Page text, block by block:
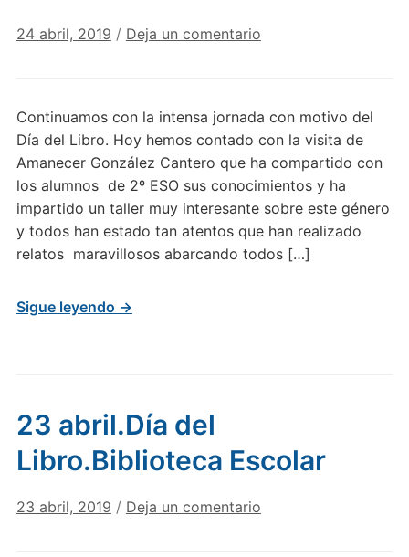
24 abril, 2019 / Deja un comentario
Continuamos con la intensa jornada con motivo del
Día del Libro. Hoy hemos contado con la visita de
Amanecer González Cantero que ha compartido con
los alumnos de 2º ESO sus conocimientos y ha
impartido un taller muy interesante sobre este género
y todos han estado tan atentos que han realizado
relatos maravillosos abarcando todos […]
Sigue leyendo →
23 abril.Día del
Libro.Biblioteca Escolar
23 abril, 2019 / Deja un comentario